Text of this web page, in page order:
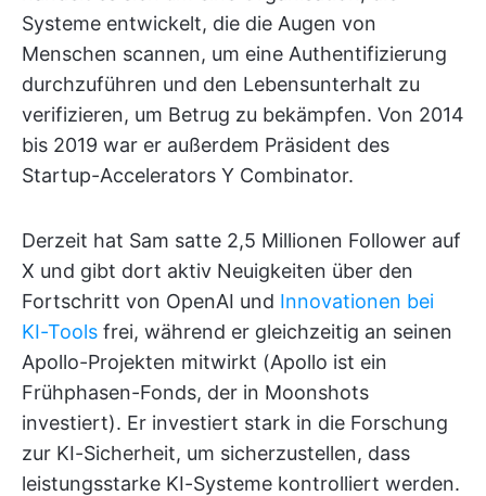
Systeme entwickelt, die die Augen von
Menschen scannen, um eine Authentifizierung
durchzuführen und den Lebensunterhalt zu
verifizieren, um Betrug zu bekämpfen. Von 2014
bis 2019 war er außerdem Präsident des
Startup-Accelerators Y Combinator.
Derzeit hat Sam satte 2,5 Millionen Follower auf
X und gibt dort aktiv Neuigkeiten über den
Fortschritt von OpenAI und Innovationen bei
KI-Tools frei, während er gleichzeitig an seinen
Apollo-Projekten mitwirkt (Apollo ist ein
Frühphasen-Fonds, der in Moonshots
investiert). Er investiert stark in die Forschung
zur KI-Sicherheit, um sicherzustellen, dass
leistungsstarke KI-Systeme kontrolliert werden.